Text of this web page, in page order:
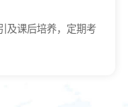
及课后培养，定期考